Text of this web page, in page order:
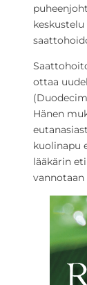
ottaa
Hänen
kuolinapu
lääkärin